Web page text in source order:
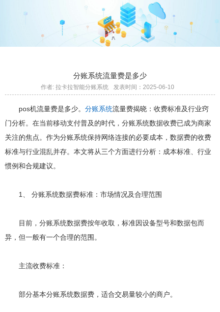
分账系统流量费是多少
作者: 拉卡拉智能分账系统 发表时间：2025-06-10
pos机流量费是多少。 分账系统流量费揭晓：收费标准及行业窍
门分析。在当前移动支付普及的时代，分账系统数据收费已成为商家
关注的焦点。作为分账系统保持网络连接的必要成本，数据费的收费
标准与行业混乱并存。本文将从三个方面进行分析：成本标准、行业
惯例和合规建议。
1、 分账系统数据费标准：市场情况及合理范围
目前，分账系统数据费按年收取，标准因设备型号和数据包而
异，但一般有一个合理的范围。
主流收费标准：
部分基本分账系统数据费，适合交易量较小的商户。